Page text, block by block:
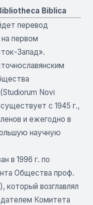
Biblica
перевод
первом
Запад».
Novi
с 1945 г.,
и ежегодно в
научную
в 1996 г. по
Общества проф.
который возглавлял
Комитета